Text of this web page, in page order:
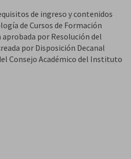
de ingreso y contenidos
de Cursos de Formación
aprobada por Resolución del
por Disposición Decanal
Consejo Académico del Instituto